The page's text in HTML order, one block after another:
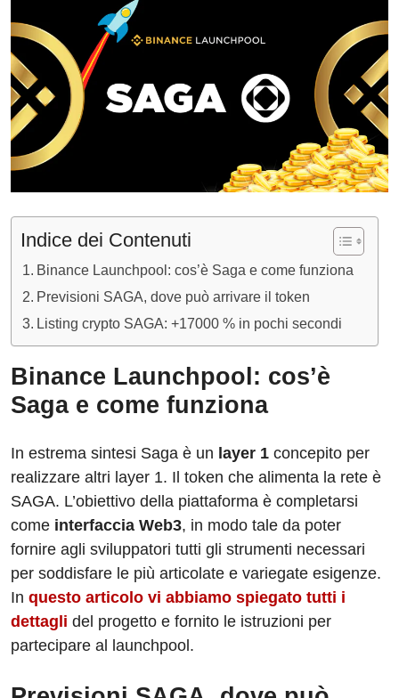
Indice dei Contenuti
Binance Launchpool: cos’è Saga e come funziona
Previsioni SAGA, dove può arrivare il token
Listing crypto SAGA: +17000 % in pochi secondi
Binance Launchpool: cos’è
Saga e come funziona
In estrema sintesi Saga è un layer 1 concepito per
realizzare altri layer 1. Il token che alimenta la rete è
SAGA. L’obiettivo della piattaforma è completarsi
come interfaccia Web3, in modo tale da poter
fornire agli sviluppatori tutti gli strumenti necessari
per soddisfare le più articolate e variegate esigenze.
In questo articolo vi abbiamo spiegato tutti i
dettagli del progetto e fornito le istruzioni per
partecipare al launchpool.